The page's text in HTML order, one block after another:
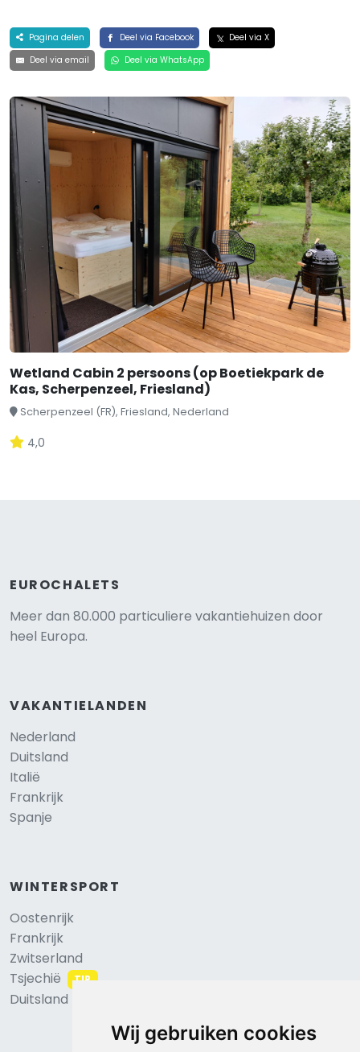
Wij gebruiken cookies
Pagina delen Deel via Facebook
Deel via X
Deel via email
Deel via WhatsApp
Wetland Cabin 2 persoons (op Boetiekpark de
Kas, Scherpenzeel, Friesland)
Scherpenzeel (FR), Friesland, Nederland
4,0
EUROCHALETS
Meer dan 80.000 particuliere vakantiehuizen door
heel Europa.
VAKANTIELANDEN
Nederland
Duitsland
Italië
Frankrijk
Spanje
WINTERSPORT
Oostenrijk
Frankrijk
Zwitserland
Tsjechië
TIP
Duitsland